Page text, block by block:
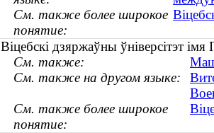
См. также более широкое
понятие:
Віцебскі дзяржаўны ўніверсітэт
См. также:
См. также на другом языке:
См. также более широкое
понятие: